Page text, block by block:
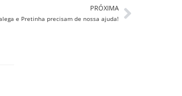
PRÓXIMA
e Pretinha precisam de nossa ajuda!